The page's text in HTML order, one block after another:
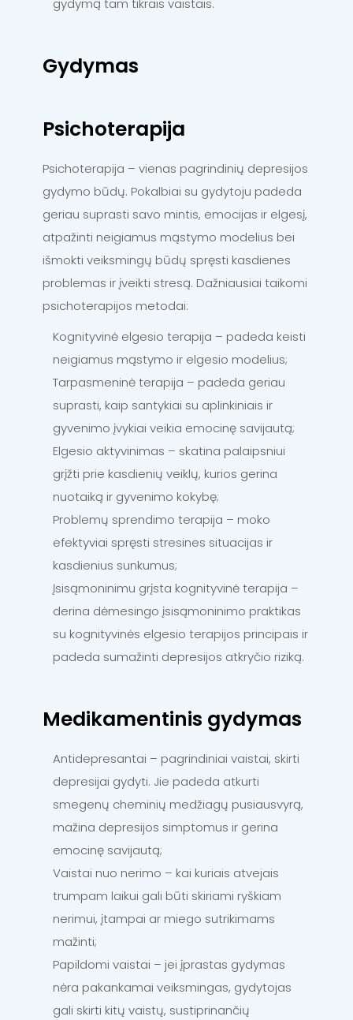
gydymą tam tikrais vaistais.
Gydymas
Psichoterapija
Psichoterapija – vienas pagrindinių depresijos
gydymo būdų. Pokalbiai su gydytoju padeda
geriau suprasti savo mintis, emocijas ir elgesį,
atpažinti neigiamus mąstymo modelius bei
išmokti veiksmingų būdų spręsti kasdienes
problemas ir įveikti stresą. Dažniausiai taikomi
psichoterapijos metodai:
Kognityvinė elgesio terapija – padeda keisti
neigiamus mąstymo ir elgesio modelius;
Tarpasmeninė terapija – padeda geriau
suprasti, kaip santykiai su aplinkiniais ir
gyvenimo įvykiai veikia emocinę savijautą;
Elgesio aktyvinimas – skatina palaipsniui
grįžti prie kasdienių veiklų, kurios gerina
nuotaiką ir gyvenimo kokybę;
Problemų sprendimo terapija – moko
efektyviai spręsti stresines situacijas ir
kasdienius sunkumus;
Įsisąmoninimu grįsta kognityvinė terapija –
derina dėmesingo įsisąmoninimo praktikas
su kognityvinės elgesio terapijos principais ir
padeda sumažinti depresijos atkryčio riziką.
Medikamentinis gydymas
Antidepresantai – pagrindiniai vaistai, skirti
depresijai gydyti. Jie padeda atkurti
smegenų cheminių medžiagų pusiausvyrą,
mažina depresijos simptomus ir gerina
emocinę savijautą;
Vaistai nuo nerimo – kai kuriais atvejais
trumpam laikui gali būti skiriami ryškiam
nerimui, įtampai ar miego sutrikimams
mažinti;
Papildomi vaistai – jei įprastas gydymas
nėra pakankamai veiksmingas, gydytojas
gali skirti kitų vaistų, sustiprinančių